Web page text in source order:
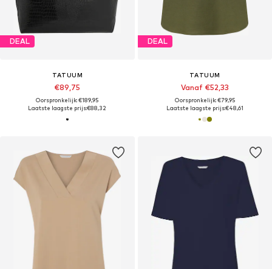
DEAL
TATUUM
€89,75
Oorspronkelijk: €189,95
Laatste laagste prijs:€88,32
DEAL
TATUUM
Vanaf €52,33
Oorspronkelijk: €79,95
Laatste laagste prijs:€48,61